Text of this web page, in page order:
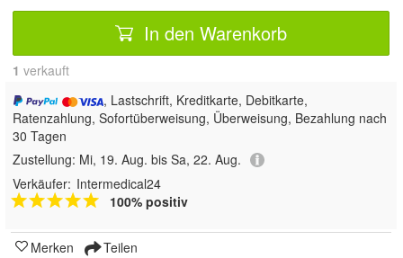
In den Warenkorb
1 verkauft
, Lastschrift, Kreditkarte, Debitkarte,
Ratenzahlung, Sofortüberweisung, Überweisung, Bezahlung nach
30 Tagen
Zustellung: Mi, 19. Aug. bis Sa, 22. Aug.
Verkäufer: Intermedical24
100% positiv
Merken Teilen